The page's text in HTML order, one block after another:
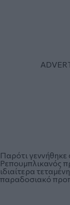
Παρότι γεννήθηκε
Ρεπουμπλικανός
ιδιαίτερα
παραδοσιακό